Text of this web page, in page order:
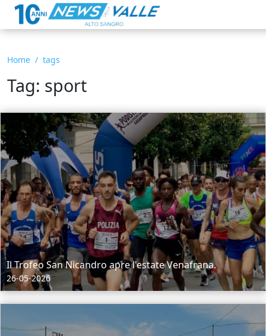
Home tags
Tag: sport
Il Trofeo San Nicandro apre l'estate Venafrana.
26-05-2026